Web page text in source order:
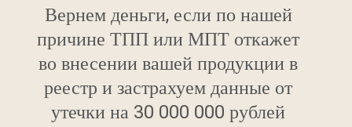
Вернем деньги, если по нашей
причине ТПП или МПТ откажет
во внесении вашей продукции в
реестр и застрахуем данные от
утечки на 30 000 000 рублей